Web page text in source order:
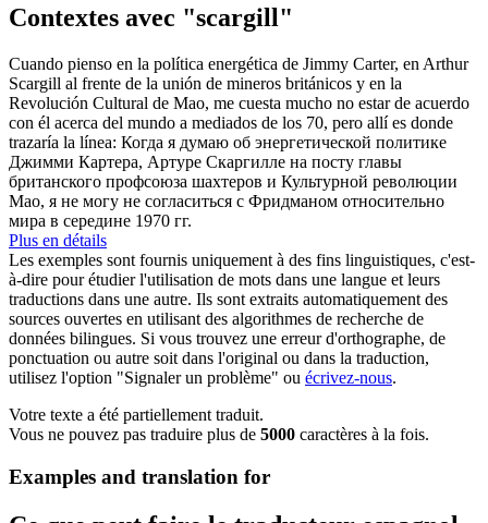
Contextes avec "scargill"
Cuando pienso en la política energética de Jimmy Carter, en Arthur
Scargill al frente de la unión de mineros británicos y en la
Revolución Cultural de Mao, me cuesta mucho no estar de acuerdo
con él acerca del mundo a mediados de los 70, pero allí es donde
trazaría la línea: Когда я думаю об энергетической политике
Джимми Картера, Артуре Скаргилле на посту главы
британского профсоюза шахтеров и Культурной революции
Мао, я не могу не согласиться с Фридманом относительно
мира в середине 1970 гг.
Plus en détails
Les exemples sont fournis uniquement à des fins linguistiques, c'est-
à-dire pour étudier l'utilisation de mots dans une langue et leurs
traductions dans une autre. Ils sont extraits automatiquement des
sources ouvertes en utilisant des algorithmes de recherche de
données bilingues. Si vous trouvez une erreur d'orthographe, de
ponctuation ou autre soit dans l'original ou dans la traduction,
utilisez l'option "Signaler un problème" ou écrivez-nous.
Votre texte a été partiellement traduit.
Vous ne pouvez pas traduire plus de 5000 caractères à la fois.
Examples and translation for